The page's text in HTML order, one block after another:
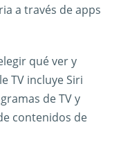
a través de apps
qué ver y
TV incluye Siri
de TV y
contenidos de